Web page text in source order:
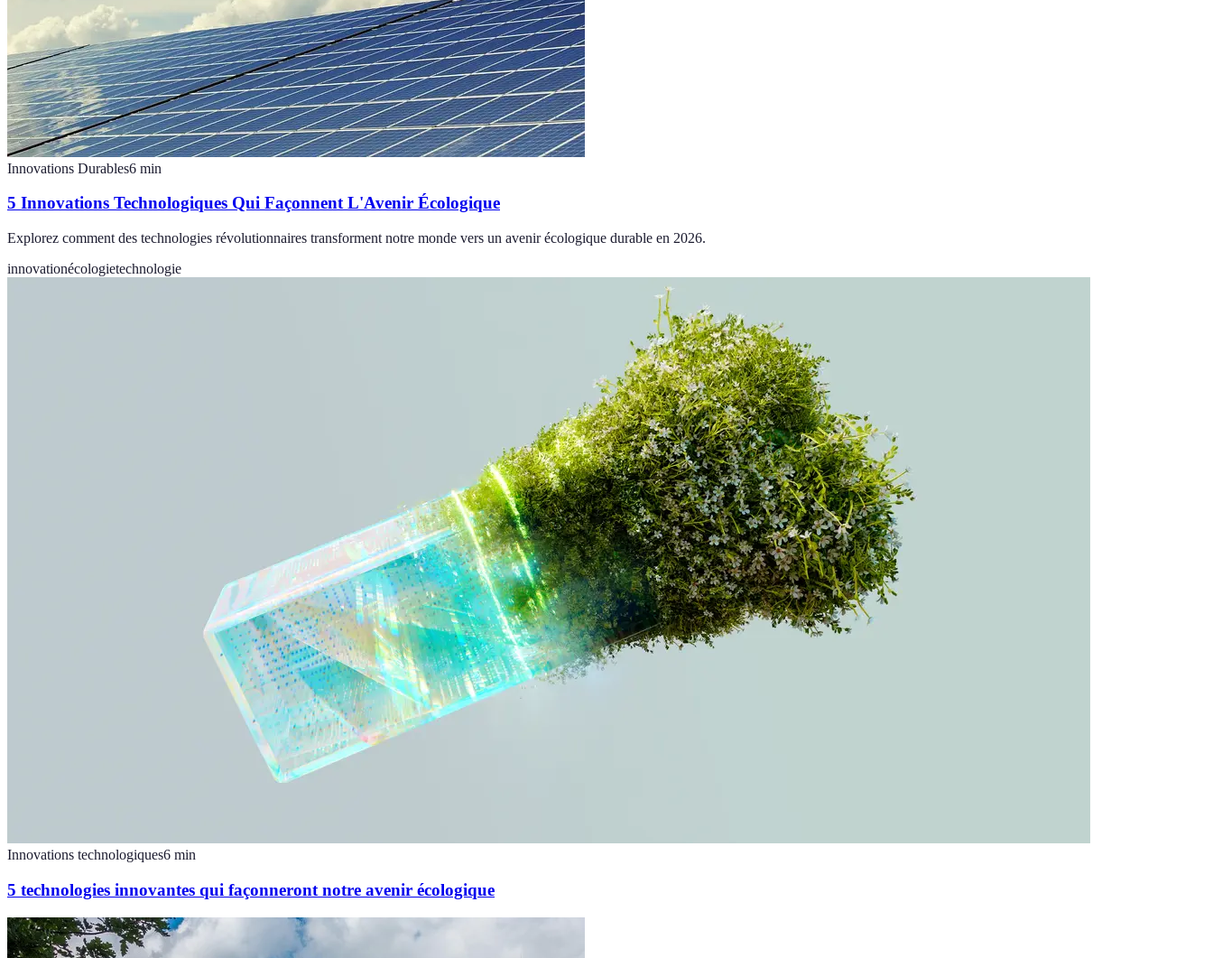
Innovations Durables6 min
5 Innovations Technologiques Qui Façonnent L'Avenir Écologique
Explorez comment des technologies révolutionnaires transforment notre monde vers un avenir écologique durable en 2026.
innovationécologietechnologie
Innovations technologiques6 min
5 technologies innovantes qui façonneront notre avenir écologique